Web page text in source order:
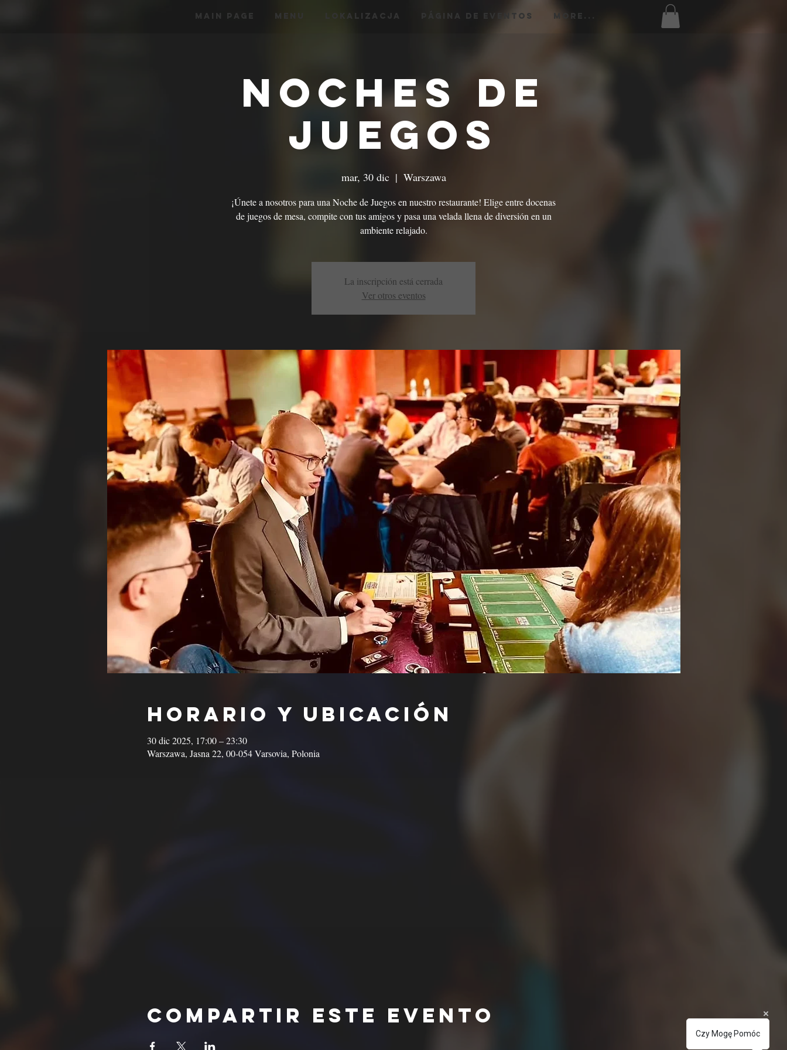
Main Page menu Lokalizacja Página de Eventos More...
Noches de
Juegos
mar, 30 dic
  |
Warszawa
¡Únete a nosotros para una Noche de Juegos en nuestro restaurante! Elige entre docenas
de juegos de mesa, compite con tus amigos y pasa una velada llena de diversión en un
ambiente relajado.
La inscripción está cerrada
Ver otros eventos
Horario y ubicación
30 dic 2025, 17:00 – 23:30
Warszawa, Jasna 22, 00-054 Varsovia, Polonia
Compartir este evento
Czy Mogę Pomóc